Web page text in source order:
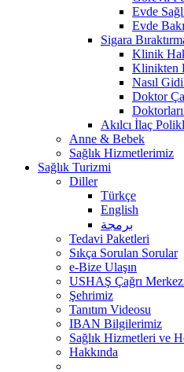
Evde
Evde
Sigara
Klinik
Klinikten
Nasıl
Doktor
Akılcı İlaç
Anne & Bebek
Sağlık Hizmetlerimiz
Sağlık Turizmi
Diller
Türkçe
English
برمجة
Tedavi Paketleri
Sıkça Sorulan Sorular
e-Bize Ulaşın
USHAŞ Çağrı
Şehrimiz
Tanıtım Videosu
IBAN Bilgilerimiz
Sağlık Hizmetleri ve
Hakkında